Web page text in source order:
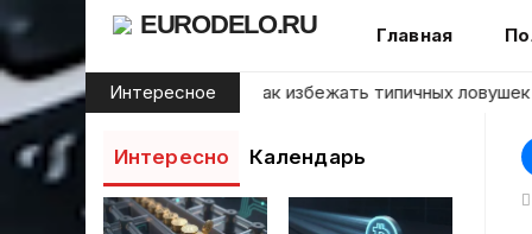
to
content
EURODELO.RU Главная
Интересное
инвесторов: как избежать типичных ловушек на
Интересно Календарь